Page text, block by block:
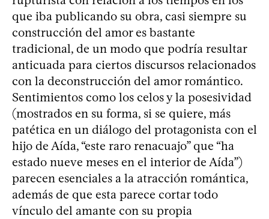
que iba publicando su obra, casi siempre su
construcción del amor es bastante
tradicional, de un modo que podría resultar
anticuada para ciertos discursos relacionados
con la deconstrucción del amor romántico.
Sentimientos como los celos y la posesividad
(mostrados en su forma, si se quiere, más
patética en un diálogo del protagonista con el
hijo de Aída, “este raro renacuajo” que “ha
estado nueve meses en el interior de Aída”)
parecen esenciales a la atracción romántica,
además de que esta parece cortar todo
vínculo del amante con su propia